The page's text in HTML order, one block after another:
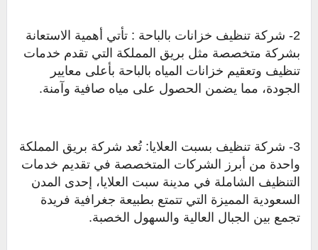
2- شركة تنظيف خزانات بالباحة : تأتي أهمية الاستعانة
بشركة متخصصة مثل بريق المملكة التي تقدم خدمات
تنظيف وتعقيم خزانات المياه بالباحة بأعلى معايير
الجودة، مما يضمن الحصول على مياه صافية وآمنة.
3- شركة تنظيف بسبت العلايا: تُعد شركة بريق المملكة
واحدة من أبرز الشركات المتخصصة في تقديم خدمات
التنظيف الشاملة في مدينة سبت العلايا، إحدى المدن
السعودية المميزة التي تتمتع بطبيعة جغرافية فريدة
تجمع بين الجبال العالية والسهول الخصبة.